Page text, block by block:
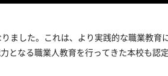
ました。これは、より実践的な職業教育
となる職業人教育を行ってきた本校も認